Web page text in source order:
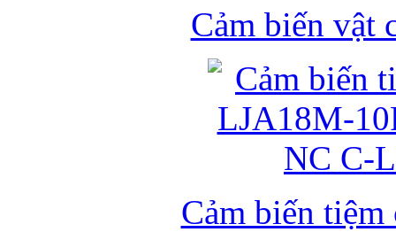
Cảm biến vật
Cảm biến